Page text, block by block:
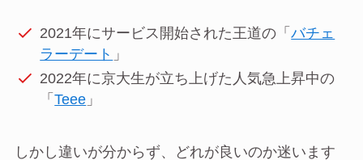
2021年にサービス開始された王道の「バチェ
ラーデート 」
2022年に京大生が立ち上げた人気急上昇中の
「Teee 」
しかし違いが分からず、どれが良いのか迷います